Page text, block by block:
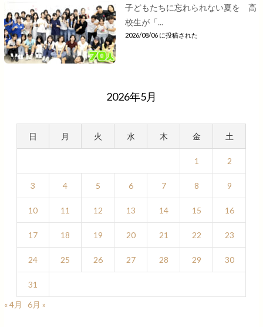
子どもたちに忘れられない夏を 高
校生が「...
2026/08/06 に投稿された
2026年5月
日 月 火 水 木 金 土
1 2
3 4 5 6 7 8 9
10 11 12 13 14 15 16
17 18 19 20 21 22 23
24 25 26 27 28 29 30
31
« 4月
6月 »